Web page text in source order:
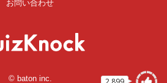
お問い合わせ
© baton inc.